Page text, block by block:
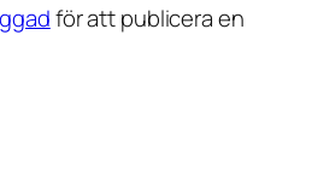
för att publicera en